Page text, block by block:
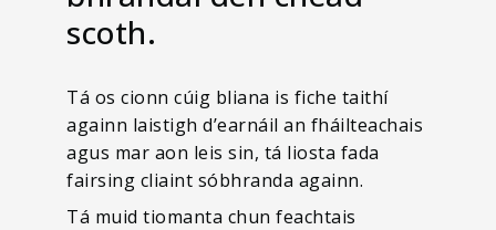
scoth.
Tá os cionn cúig bliana is fiche taithí
againn laistigh d’earnáil an fháilteachais
agus mar aon leis sin, tá liosta fada
fairsing cliaint sóbhranda againn.
Tá muid tiomanta chun feachtais